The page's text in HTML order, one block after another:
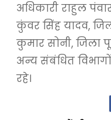
अधिकारी राहुल
कुंवर सिंह यादव,
कुमार सोनी, जिला
अन्य संबंधित
रहे।